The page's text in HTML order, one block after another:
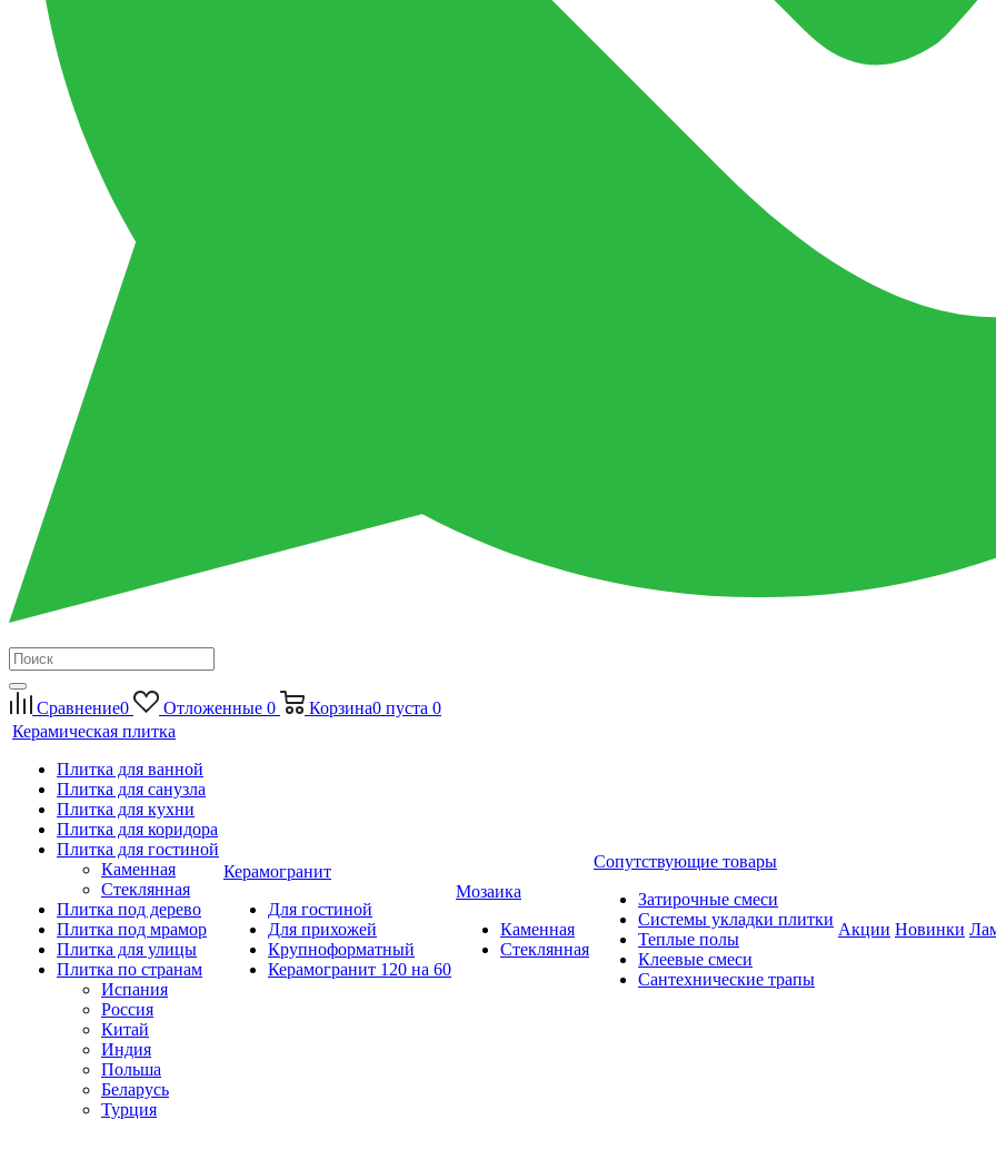
Сравнение0 Отложенные 0 Корзина0 пуста 0
Керамическая плитка
Плитка для ванной
Плитка для санузла
Плитка для кухни
Плитка для коридора
Плитка для гостиной
Каменная
Стеклянная
Плитка под дерево
Плитка под мрамор
Плитка для улицы
Плитка по странам
Испания
Россия
Китай
Индия
Польша
Беларусь
Турция
Керамогранит
Для гостиной
Для прихожей
Крупноформатный
Керамогранит 120 на 60
Мозаика
Каменная
Стеклянная
Сопутствующие товары
Затирочные смеси
Системы укладки плитки
Теплые полы
Клеевые смеси
Сантехнические трапы
Акции Новинки